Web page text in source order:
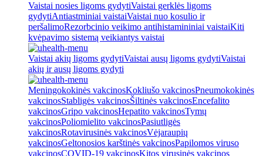
Vaistai nosies ligoms gydytiVaistai gerklės ligoms
gydytiAntiastminiai vaistaiVaistai nuo kosulio ir
peršalimoRezorbcinio veikimo antihistamininiai vaistaiKiti
kvėpavimo sistemą veikiantys vaistai
Vaistai akių ligoms gydytiVaistai ausų ligoms gydytiVaistai
akių ir ausų ligoms gydyti
Meningokokinės vakcinosKokliušo vakcinosPneumokokinės
vakcinosStabligės vakcinosŠiltinės vakcinosEncefalito
vakcinosGripo vakcinosHepatito vakcinosTymų
vakcinosPoliomielito vakcinosPasiutligės
vakcinosRotavirusinės vakcinosVėjaraupių
vakcinosGeltonosios karštinės vakcinosPapilomos viruso
vakcinosCOVID-19 vakcinosKitos virusinės vakcinos